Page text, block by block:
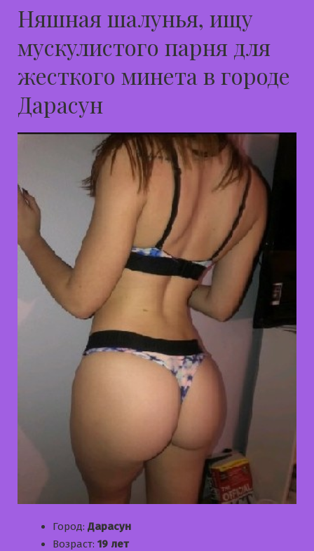
Няшная шалунья, ищу
мускулистого парня для
жесткого минета в городе
Дарасун
Город: Дарасун
Возраст: 19 лет